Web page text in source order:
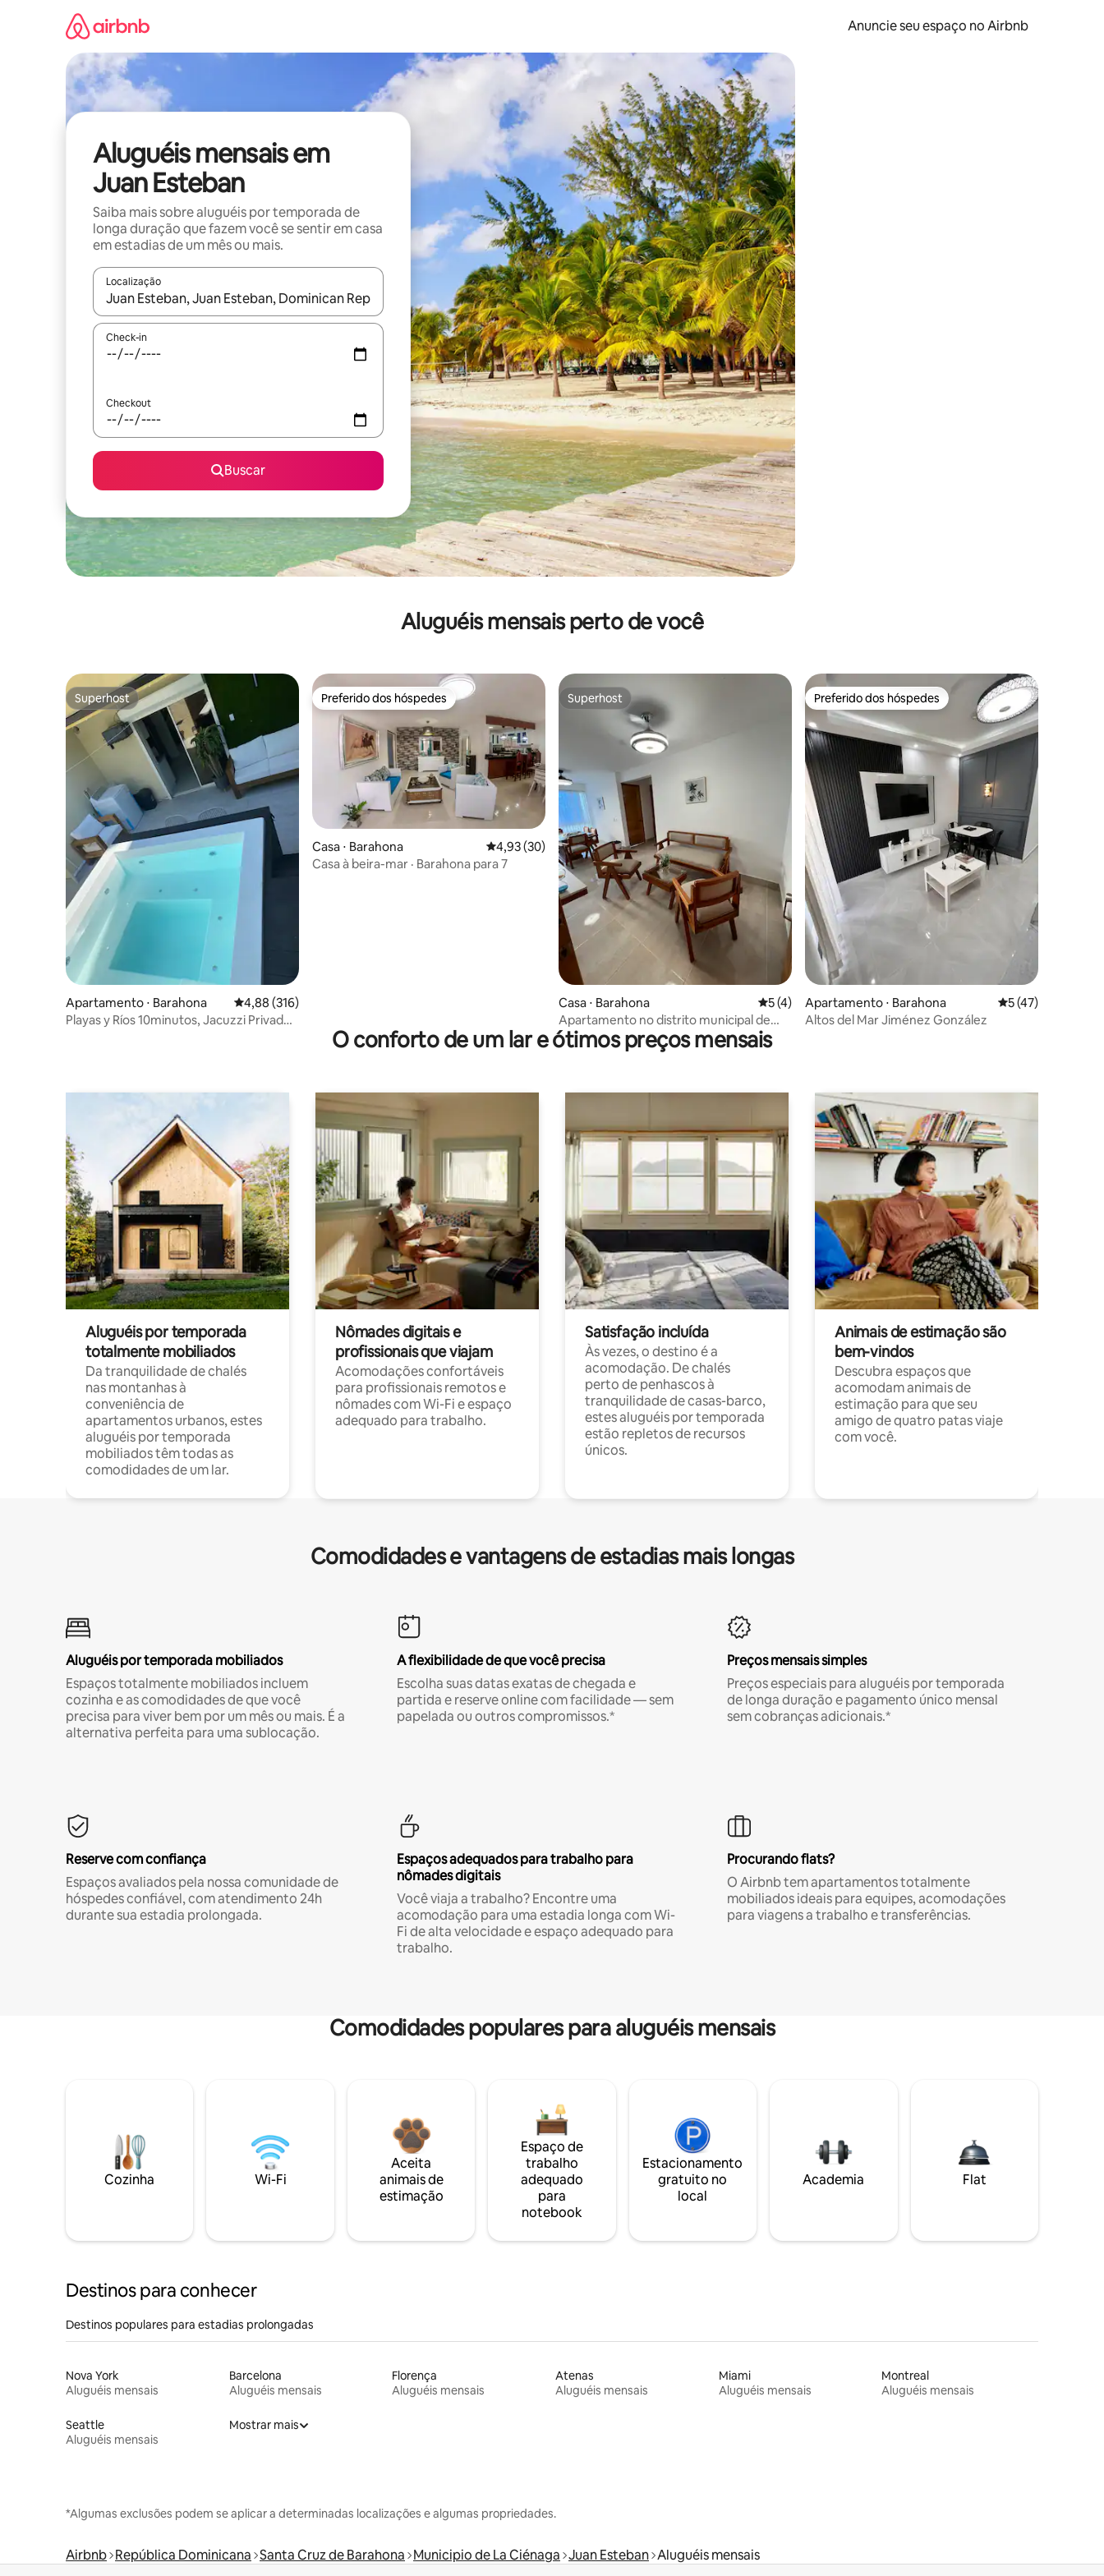
Anuncie seu espaço no Airbnb
Aluguéis mensais em
Juan Esteban
Saiba mais sobre aluguéis por temporada de
longa duração que fazem você se sentir em casa
em estadias de um mês ou mais.
Localização
Quando os resultados estiverem disponíveis, explore-os usando as seta para cima e para baixo do teclado ou tocando e deslizando o dedo na tela.
Check-in
Checkout
Buscar
Aluguéis mensais perto de você
Superhost
Superhost
Apartamento ⋅ Barahona 4,88 de uma avaliação média de 5, 316 avaliações
4,88 (316)
Playas y Ríos 10minutos, Jacuzzi Privado,
Preferido dos hóspedes
Preferido dos hóspedes
Casa ⋅ Barahona 4,93 de uma avaliação média de 5, 30 avaliações
4,93 (30)
Casa à beira-mar · Barahona para 7
Superhost
Superhost
Casa ⋅ Barahona 5 de uma avaliação média de 5, 4 avaliações
5 (4)
Apartamento no distrito municipal de
bahoruco
Preferido dos hóspedes
Preferido dos hóspedes
Apartamento ⋅ Barahona 5 de uma
5 (47)
Altos del Mar Jiménez González
O conforto de um lar e ótimos preços mensais
Aluguéis por temporada
totalmente mobiliados
Da tranquilidade de chalés
nas montanhas à
conveniência de
apartamentos urbanos, estes
aluguéis por temporada
mobiliados têm todas as
comodidades de um lar.
Nômades digitais e
profissionais que viajam
Acomodações confortáveis
para profissionais remotos e
nômades com Wi-Fi e espaço
adequado para trabalho.
Satisfação incluída
Às vezes, o destino é a
acomodação. De chalés
perto de penhascos à
tranquilidade de casas-barco,
estes aluguéis por temporada
estão repletos de recursos
únicos.
Animais de estimação são
bem-vindos
Descubra espaços que
acomodam animais de
estimação para que seu
amigo de quatro patas viaje
com você.
Comodidades e vantagens de estadias mais longas
Aluguéis por temporada mobiliados
Espaços totalmente mobiliados incluem
cozinha e as comodidades de que você
precisa para viver bem por um mês ou mais. É a
alternativa perfeita para uma sublocação.
A flexibilidade de que você precisa
Escolha suas datas exatas de chegada e
partida e reserve online com facilidade — sem
papelada ou outros compromissos.*
Preços mensais simples
Preços especiais para aluguéis por temporada
de longa duração e pagamento único mensal
sem cobranças adicionais.*
Reserve com confiança
Espaços avaliados pela nossa comunidade de
hóspedes confiável, com atendimento 24h
durante sua estadia prolongada.
Espaços adequados para trabalho para
nômades digitais
Você viaja a trabalho? Encontre uma
acomodação para uma estadia longa com Wi-
Fi de alta velocidade e espaço adequado para
trabalho.
Procurando flats?
O Airbnb tem apartamentos totalmente
mobiliados ideais para equipes, acomodações
para viagens a trabalho e transferências.
Comodidades populares para aluguéis mensais
Cozinha Wi-Fi
Aceita
animais de
estimação
Espaço de
trabalho
adequado
para
notebook
Estacionamento
gratuito no
local
Academia Flat
Destinos para conhecer
Destinos populares para estadias prolongadas
Nova York
Aluguéis mensais
Barcelona
Aluguéis mensais
Florença
Aluguéis mensais
Atenas
Aluguéis mensais
Miami
Aluguéis mensais
Montreal
Aluguéis mensais
Seattle
Aluguéis mensais
Mostrar mais
*Algumas exclusões podem se aplicar a determinadas localizações e algumas propriedades.
Airbnb República Dominicana Santa Cruz de Barahona Municipio de La Ciénaga Juan Esteban Aluguéis mensais